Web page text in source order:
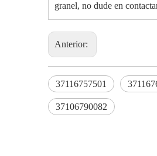
granel, no dude en
Anterior:
37116757501
37106790082